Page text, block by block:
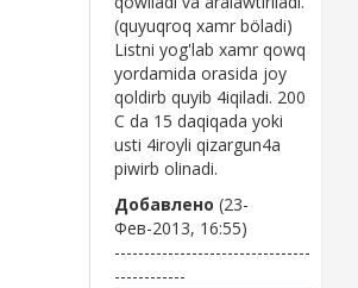
(quyuqroq xamr böladi)
Listni yog'lab xamr qowq
yordamida orasida joy
qoldirb quyib 4iqiladi. 200
C da 15 daqiqada yoki
usti 4iroyli qizargun4a
piwirb olinadi.
Добавлено (23-
Фев-2013, 16:55)
---------------------------------
------------